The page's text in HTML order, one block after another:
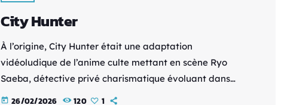
City Hunter
À l’origine, City Hunter était une adaptation
vidéoludique de l’anime culte mettant en scène Ryo
Saeba, détective privé charismatique évoluant dans
un Tokyo stylisé. Contrairement à d’autres licences plus
today 26/02/2026 120 1